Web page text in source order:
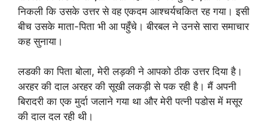
निकली कि उसके उत्तर से वह एकदम आश्चर्यचकित रह गया। इसी
बीच उसके माता-पिता भी आ पहुँचे। बीरबल ने उनसे सारा समाचार
कह सुनाया।
लडकी का पिता बोला, मेरी लड़की ने आपको ठीक उत्तर दिया है।
अरहर की दाल अरहर की सूखी लकड़ी से पक रही है। मैं अपनी
बिरादरी का एक मुर्दा जलाने गया था और मेरी पत्नी पडोस में मसूर
की दाल दल रही थी।